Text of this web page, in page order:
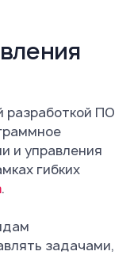
разработкой ПО
и управления
гибких
.
задачами,